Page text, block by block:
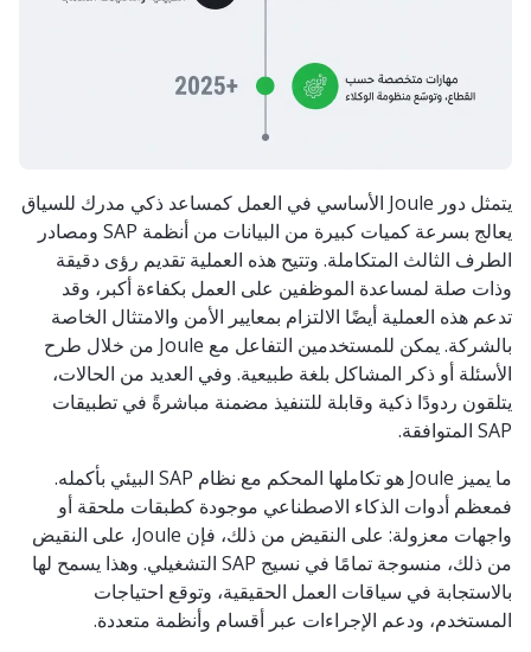
يتمثل دور Joule الأساسي في العمل كمساعد ذكي مدرك للسياق
يعالج بسرعة كميات كبيرة من البيانات من أنظمة SAP ومصادر
الطرف الثالث المتكاملة. وتتيح هذه العملية تقديم رؤى دقيقة
وذات صلة لمساعدة الموظفين على العمل بكفاءة أكبر، وقد
تدعم هذه العملية أيضًا الالتزام بمعايير الأمن والامتثال الخاصة
بالشركة. يمكن للمستخدمين التفاعل مع Joule من خلال طرح
الأسئلة أو ذكر المشاكل بلغة طبيعية. وفي العديد من الحالات،
يتلقون ردودًا ذكية وقابلة للتنفيذ مضمنة مباشرةً في تطبيقات
SAP المتوافقة.
ما يميز Joule هو تكاملها المحكم مع نظام SAP البيئي بأكمله.
فمعظم أدوات الذكاء الاصطناعي موجودة كطبقات ملحقة أو
واجهات معزولة: على النقيض من ذلك، فإن Joule، على النقيض
من ذلك، منسوجة تمامًا في نسيج SAP التشغيلي. وهذا يسمح لها
بالاستجابة في سياقات العمل الحقيقية، وتوقع احتياجات
المستخدم، ودعم الإجراءات عبر أقسام وأنظمة متعددة.